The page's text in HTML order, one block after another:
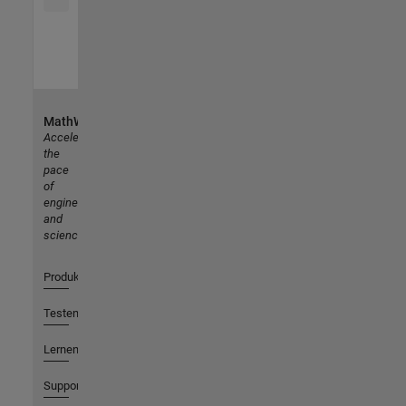
MathWorks
Accelerating
the
pace
of
engineering
and
science
Produkte
Testen oder Kaufen
Lernen
Support